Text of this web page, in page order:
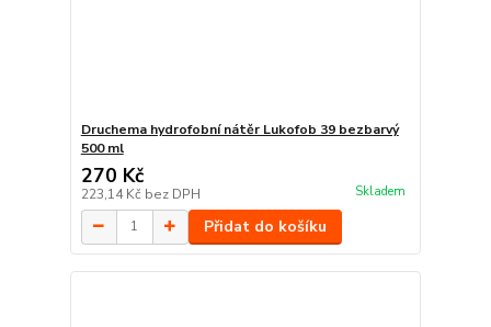
Druchema hydrofobní nátěr Lukofob 39 bezbarvý
500 ml
270 Kč
223,14 Kč bez DPH Skladem
Přidat do košíku